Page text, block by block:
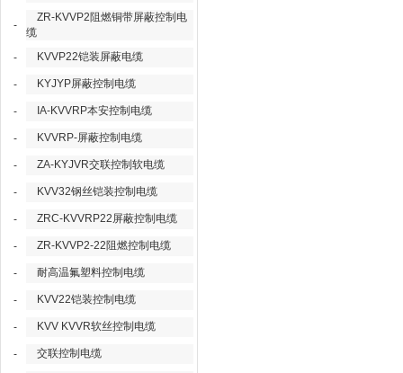
-
ZR-KVVP2阻燃铜带屏蔽控制电
缆
-
KVVP22铠装屏蔽电缆
- KYJYP屏蔽控制电缆
- IA-KVVRP本安控制电缆
- KVVRP-屏蔽控制电缆
- ZA-KYJVR交联控制软电缆
- KVV32钢丝铠装控制电缆
- ZRC-KVVRP22屏蔽控制电缆
- ZR-KVVP2-22阻燃控制电缆
- 耐高温氟塑料控制电缆
- KVV22铠装控制电缆
- KVV KVVR软丝控制电缆
- 交联控制电缆